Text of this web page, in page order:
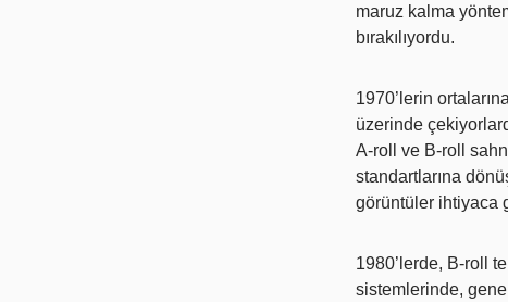
maruz kalma
bırakılıyordu.
1970’lerin
üzerinde
A-roll ve B-roll
standartlarına
görüntüler ihtiyaca
1980’lerde, B-roll
sistemlerinde,